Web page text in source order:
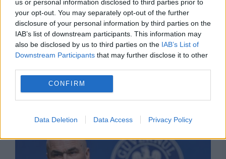
us or personal information disclosed to third parties prior to
your opt-out. You may separately opt-out of the further
disclosure of your personal information by third parties on the
IAB’s list of downstream participants. This information may
also be disclosed by us to third parties on the IAB’s List of
Downstream Participants that may further disclose it to other
CONFIRM
Data Deletion Data Access Privacy Policy
POLITICA
PSD cere activarea mecanismului european de
urgență pentru energie și susține menținerea
centralelor pe cărbune. Critici la adresa lui
Bolojan